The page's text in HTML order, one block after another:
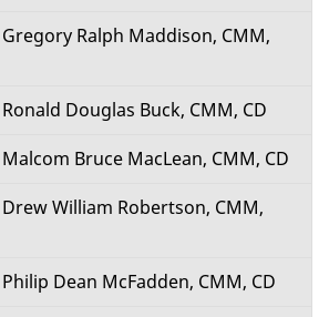
Ralph Maddison, CMM,
Douglas Buck, CMM, CD
Bruce MacLean, CMM, CD
William Robertson, CMM,
Dean McFadden, CMM, CD